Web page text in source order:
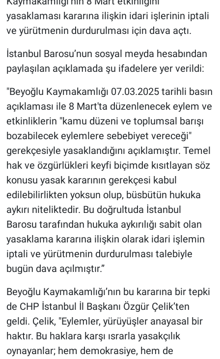
yasaklaması kararına ilişkin idari işlerinin iptali
ve yürütmenin durdurulması için dava açtı.
İstanbul Barosu’nun sosyal meyda hesabından
paylaşılan açıklamada şu ifadelere yer verildi:
"Beyoğlu Kaymakamlığı 07.03.2025 tarihli basın
açıklaması ile 8 Mart'ta düzenlenecek eylem ve
etkinliklerin "kamu düzeni ve toplumsal barışı
bozabilecek eylemlere sebebiyet vereceği"
gerekçesiyle yasaklandığını açıklamıştır. Temel
hak ve özgürlükleri keyfi biçimde kısıtlayan söz
konusu yasak kararının gerekçesi kabul
edilebilirlikten yoksun olup, büsbütün hukuka
aykırı niteliktedir. Bu doğrultuda İstanbul
Barosu tarafından hukuka aykırılığı sabit olan
yasaklama kararına ilişkin olarak idari işlemin
iptali ve yürütmenin durdurulması talebiyle
bugün dava açılmıştır.”
Beyoğlu Kaymakamlığı’nın bu kararına bir tepki
de CHP İstanbul İl Başkanı Özgür Çelik’ten
geldi. Çelik, "Eylemler, yürüyüşler anayasal bir
haktır. Bu haklara karşı ısrarla yasakçılık
oynayanlar; hem demokrasiye, hem de
Günün görüntüsü
Haber
İlan
Kimdir
Koronavirüs
Kültür Sanat
Ne demişti
Nedir
Popüler
Programlar
Sağlık
Spor
Teknoloji